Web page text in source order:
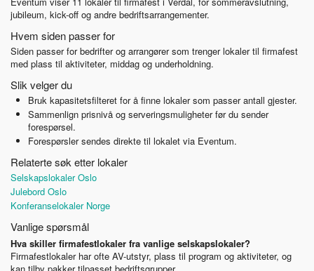
jubileum, kick-off og andre bedriftsarrangementer.
Hvem siden passer for
Siden passer for bedrifter og arrangører som trenger lokaler til firmafest
med plass til aktiviteter, middag og underholdning.
Slik velger du
Bruk kapasitetsfilteret for å finne lokaler som passer antall gjester.
Sammenlign prisnivå og serveringsmuligheter før du sender
forespørsel.
Forespørsler sendes direkte til lokalet via Eventum.
Relaterte søk etter lokaler
Selskapslokaler Oslo
Julebord Oslo
Konferanselokaler Norge
Vanlige spørsmål
Hva skiller firmafestlokaler fra vanlige selskapslokaler?
Firmafestlokaler har ofte AV-utstyr, plass til program og aktiviteter, og